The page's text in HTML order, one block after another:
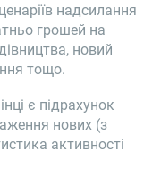
надсилання
грошей на
новий
тощо.
є підрахунок
нових (з
активності